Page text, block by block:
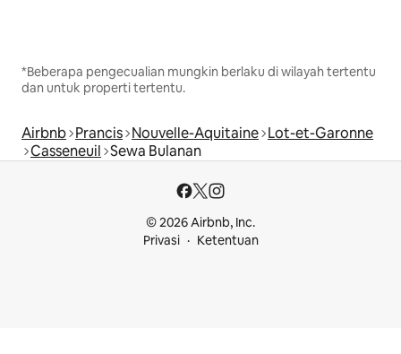
*Beberapa pengecualian mungkin berlaku di wilayah tertentu
dan untuk properti tertentu.
Airbnb Prancis Nouvelle-Aquitaine Lot-et-Garonne
Casseneuil Sewa Bulanan
© 2026 Airbnb, Inc.
Privasi
Ketentuan